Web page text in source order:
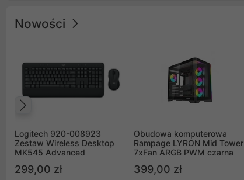
Nowości
Logitech 920-008923
Zestaw Wireless Desktop
MK545 Advanced
299,00 zł
Obudowa komputerowa
Rampage LYRON Mid Tower
7xFan ARGB PWM czarna
399,00 zł